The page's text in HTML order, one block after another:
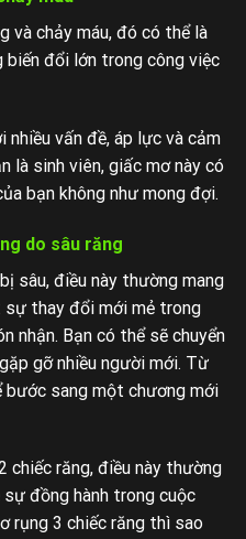
và chảy máu, đó có thể là
biến đổi lớn trong công việc
vấn đề, áp lực và cảm
là sinh viên, giấc mơ này có
bạn không như mong đợi.
do sâu răng
sâu, điều này thường mang
sự thay đổi mới mẻ trong
nhận. Bạn có thể sẽ chuyển
gỡ nhiều người mới. Từ
bước sang một chương mới
chiếc răng, điều này thường
đồng hành trong cuộc
rụng 3 chiếc răng thì sao